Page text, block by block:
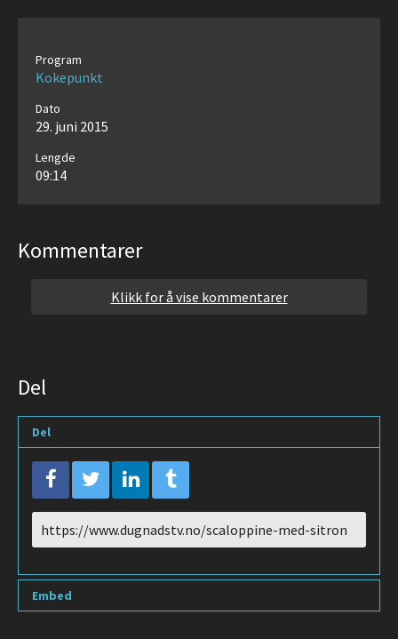
Program
Kokepunkt
Dato
29. juni 2015
Lengde
09:14
Kommentarer
Klikk for å vise kommentarer
Del
Del
URL
to
Embed